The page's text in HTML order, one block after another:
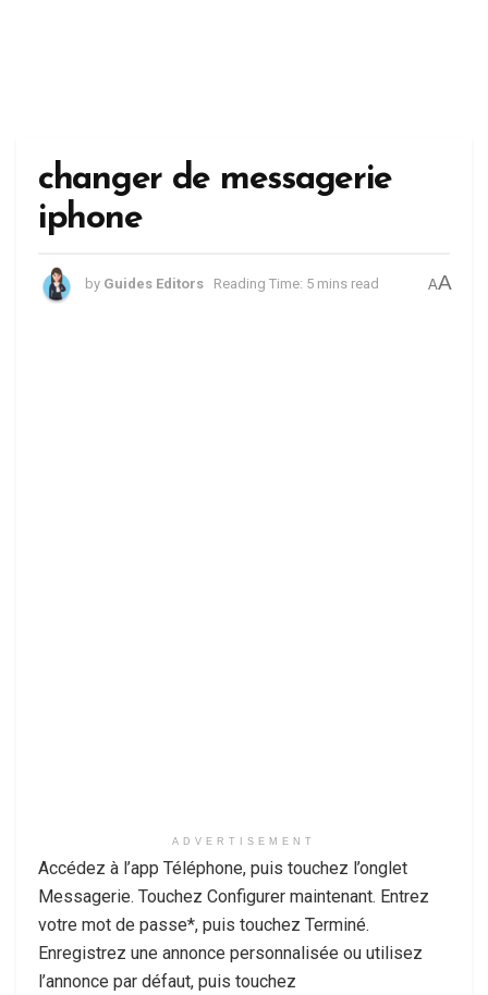
changer de messagerie
iphone
by Guides Editors Reading Time: 5 mins read AA
ADVERTISEMENT
Accédez à l’app Téléphone, puis touchez l’onglet
Messagerie. Touchez Configurer maintenant. Entrez
votre mot de passe*, puis touchez Terminé.
Enregistrez une annonce personnalisée ou utilisez
l’annonce par défaut, puis touchez